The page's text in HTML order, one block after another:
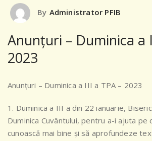
By Administrator PFIB
Anunțuri – Duminica a
2023
Anunțuri – Duminica a III a TPA – 2023
1. Duminica a III a din 22 ianuarie,
Duminica Cuvântului, pentru a-i ajuta pe
cunoască mai bine și să aprofundeze